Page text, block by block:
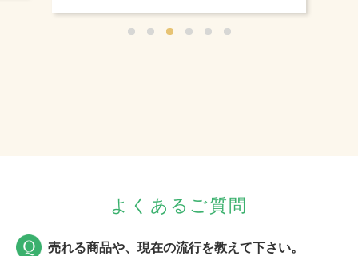
よくあるご質問
売れる商品や、現在の流行を教えて下さい。